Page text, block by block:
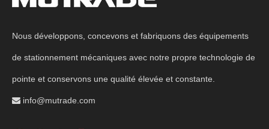
Nous développons, concevons et fabriquons des équipements
de stationnement mécaniques avec notre propre technologie de
pointe et conservons une qualité élevée et constante.
 info@mutrade.com